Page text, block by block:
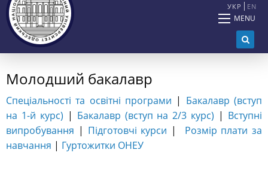
УКР EN
MENU
Молодший бакалавр
Спеціальності та освітні програми | Бакалавр (вступ
на 1-й курс) | Бакалавр (вступ на 2/3 курс) | Вступні
випробування | Підготовчі курси | Розмір плати за
навчання | Гуртожитки ОНЕУ